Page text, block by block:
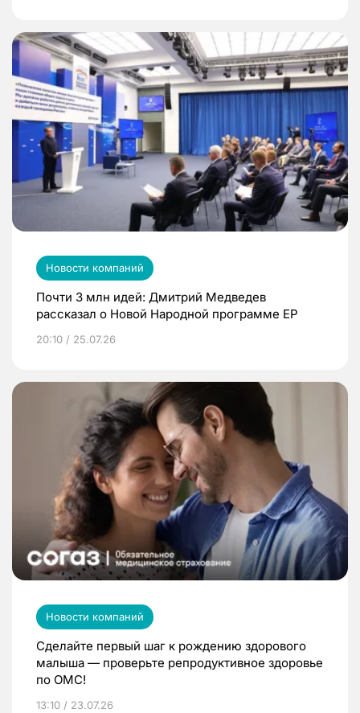
Новости компаний
Почти 3 млн идей: Дмитрий Медведев
рассказал о Новой Народной программе ЕР
20:10 / 25.07.26
Новости компаний
Сделайте первый шаг к рождению здорового
малыша — проверьте репродуктивное здоровье
по ОМС!
13:10 / 23.07.26